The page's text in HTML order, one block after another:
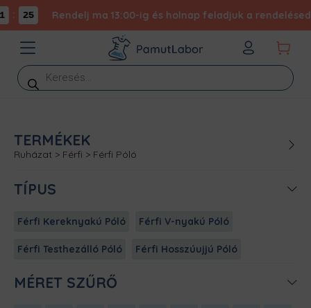
25 Rendelj ma 13:00-ig és holnap feladjuk a rendelésed
Products
search
TERMÉKEK
Ruházat > Férfi > Férfi Póló
TÍPUS
Férfi Kereknyakú Póló Férfi V-nyakú Póló
Férfi Testhezálló Póló Férfi Hosszúujjú Póló
MÉRET SZŰRŐ